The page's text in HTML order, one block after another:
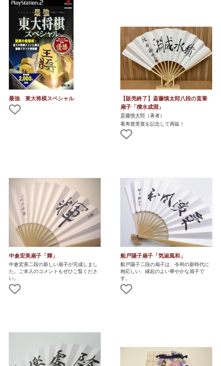
最強 東大将棋スペシャル
【販売終了】斎藤慎太郎八段の直筆
扇子「積水成淵」
斎藤慎太郎 （著者）
看寿賞受賞を記念して再販！
中倉宏美扇子「輝」
中倉宏美二段の新しい扇子が完成しまし
た。ご本人のコメントもぜひご覧くださ
い。
船戸陽子扇子「気淑風和」
船戸陽子二段の扇子は、令和の新時代に
相応しい、縁起のよい華やかな扇子で
す。